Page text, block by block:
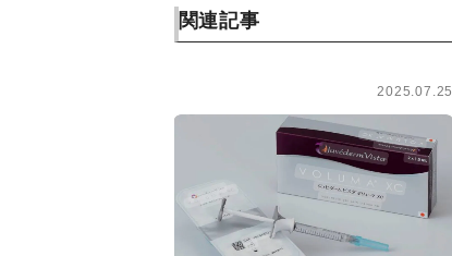
関連記事
2025.07.25